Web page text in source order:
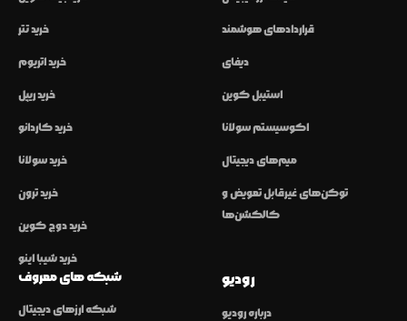
خرید تتر
خرید اتریوم
خرید ریپل
خرید کاردانو
خرید سولانا
خرید ترون
خرید دوج کوین
خرید شیبا اینو
قراردادهای هوشمند
دیفای
استیبل کوین
اکوسیستم سولانا
میم‌های دیجیتال
توکن‌های غیرقابل تعویض و
کالکشن‌ها
شبکه های معروف
شبکه ارزهای دیجیتال
رودیو
درباره رودیو